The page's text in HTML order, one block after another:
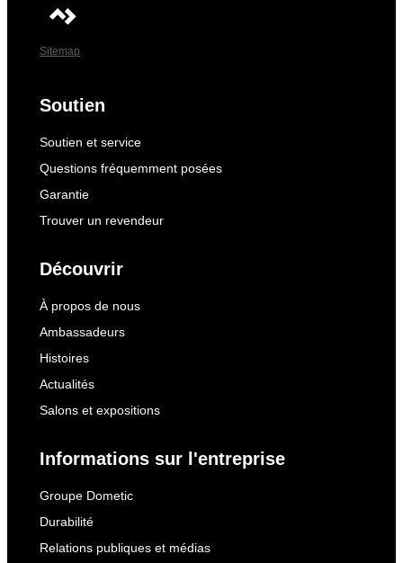
Sitemap
Soutien
Soutien et service
Questions fréquemment posées
Garantie
Trouver un revendeur
Découvrir
À propos de nous
Ambassadeurs
Histoires
Actualités
Salons et expositions
Informations sur l'entreprise
Groupe Dometic
Durabilité
Relations publiques et médias